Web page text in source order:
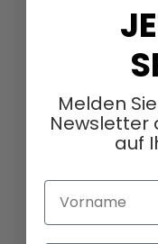
Melden
Newsletter
auf
Vorname